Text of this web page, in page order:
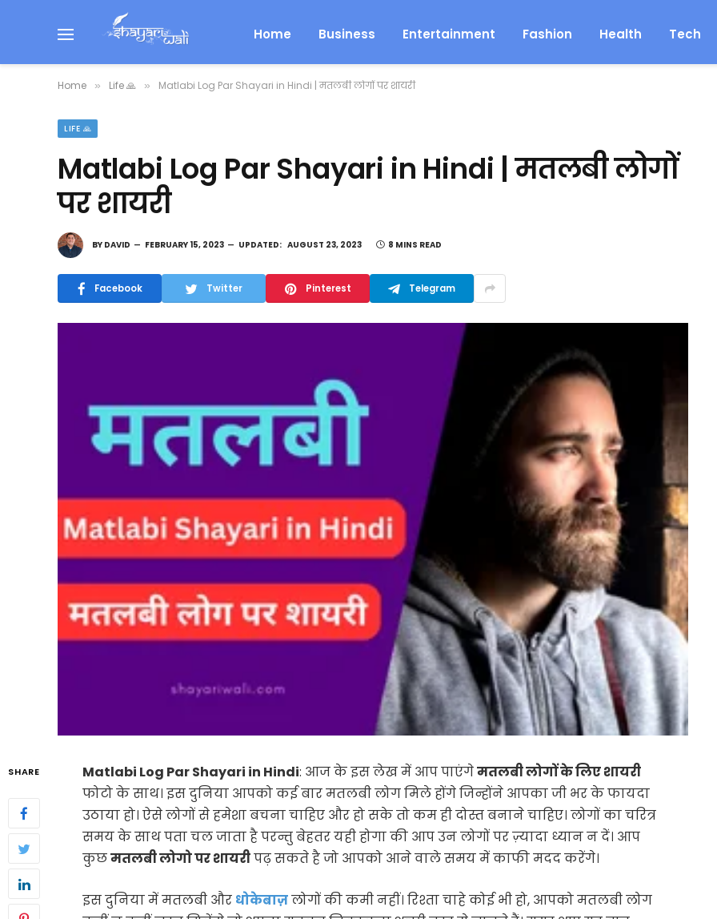
Home Business Entertainment Fashion Health Tech
Home » Life 🙏 » Matlabi Log Par Shayari in Hindi | मतलबी लोगों पर शायरी
LIFE 🙏
Matlabi Log Par Shayari in Hindi | मतलबी लोगों
पर शायरी
BY DAVID FEBRUARY 15, 2023 UPDATED: AUGUST 23, 2023 8 MINS READ
Facebook Twitter Pinterest Telegram
SHARE Matlabi Log Par Shayari in Hindi: आज के इस लेख में आप पाएंगेमतलबी लोगों के लिए शायरी
फोटो के साथ। इस दुनिया आपको कई बार मतलबी लोग मिले होंगे जिन्होंने आपका जी भर के फायदा
उठाया हो। ऐसे लोगों से हमेशा बचना चाहिए और हो सके तो कम ही दोस्त बनाने चाहिए। लोगों का चरित्र
समय के साथ पता चल जाता है परन्तु बेहतर यही होगा की आप उन लोगों पर ज़्यादा ध्यान न दें। आप
कुछमतलबी लोगो पर शायरीपढ़ सकते है जो आपको आने वाले समय में काफी मदद करेंगे।
इस दुनिया में मतलबी और धोकेबाज़लोगों की कमी नहीं। रिश्ता चाहे कोई भी हो, आपको मतलबी लोग